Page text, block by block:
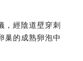
，經陰道壁穿刺
巢的成熟卵泡中